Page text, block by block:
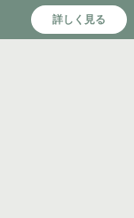
詳しく見る